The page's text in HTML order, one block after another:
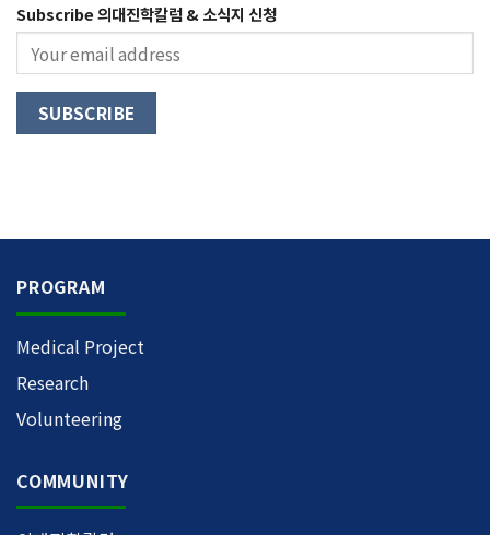
Subscribe 의대진학칼럼 & 소식지 신청
PROGRAM
Medical Project
Research
Volunteering
COMMUNITY